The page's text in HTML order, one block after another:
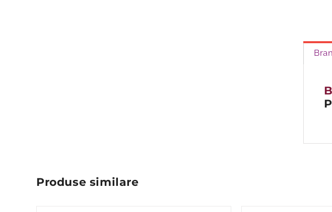
Produse similare